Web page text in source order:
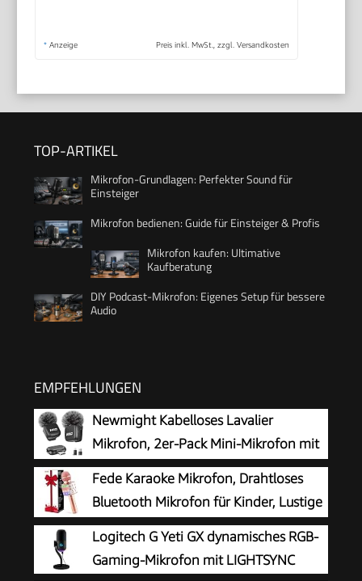
* Anzeige Preis inkl. MwSt., zzgl. Versandkosten
TOP-ARTIKEL
Mikrofon-Grundlagen: Perfekter Sound für
Einsteiger
Mikrofon bedienen: Guide für Einsteiger & Profis
Mikrofon kaufen: Ultimative
Kaufberatung
DIY Podcast-Mikrofon: Eigenes Setup für bessere
Audio
EMPFEHLUNGEN
Newmight Kabelloses Lavalier
Mikrofon, 2er-Pack Mini-Mikrofon mit
Rauschunterdrückung, Auto-Pairing
und Stummschaltung und Reverb für Vlogging,
Videoaufnahmen, TikTok, YouTube
Fede Karaoke Mikrofon, Drahtloses
Bluetooth Mikrofon für Kinder, Lustige
Geschenke Spielzeug für Teenager
Mädchen Jungen, Tragbares KTV Lautsprecher
Recorder für Smartphone PC
Logitech G Yeti GX dynamisches RGB-
Gaming-Mikrofon mit LIGHTSYNC